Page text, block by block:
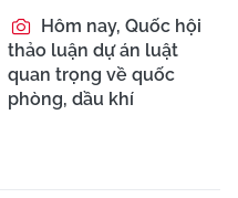
Hôm nay, Quốc hội
thảo luận dự án luật
quan trọng về quốc
phòng, dầu khí